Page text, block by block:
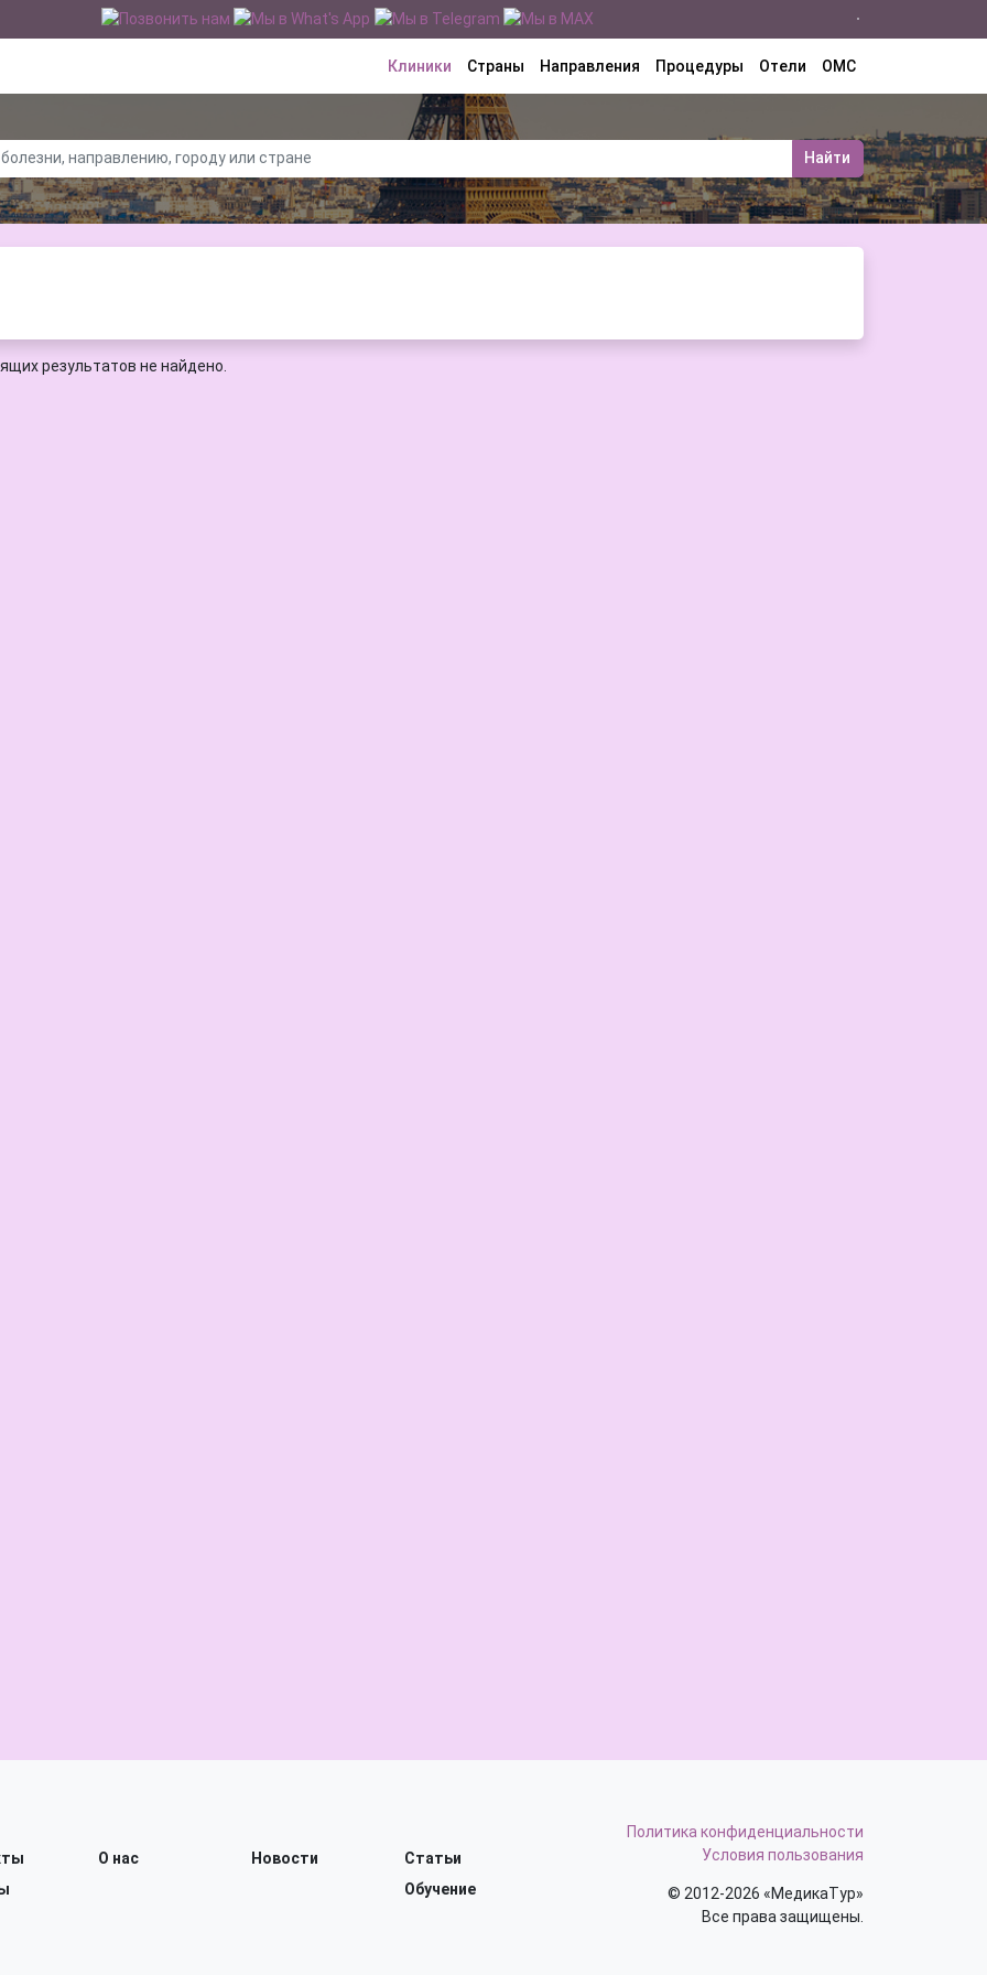
Клиники Страны Направления Процедуры Отели ОМС
Найти
результатов не найдено.
О нас Новости
Статьи
Обучение
Политика конфиденциальности
Условия пользования
© 2012-2026 «МедикаТур»
Все права защищены.